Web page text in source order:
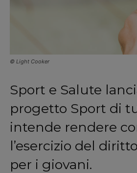
© Light Cooker
Sport e Salute
progetto Sport di
intende rendere
l’esercizio del
per i giovani.